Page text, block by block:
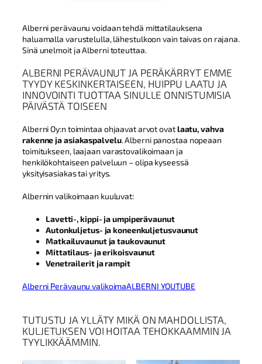
Alberni perävaunu voidaan tehdä mittatilauksena
haluamalla varustelulla, lähestulkoon vain taivas on rajana.
Sinä unelmoit ja Alberni toteuttaa.
ALBERNI PERÄVAUNUT JA PERÄKÄRRYT EMME
TYYDY KESKINKERTAISEEN, HUIPPU LAATU JA
INNOVOINTI TUOTTAA SINULLE ONNISTUMISIA
PÄIVÄSTÄ TOISEEN
Alberni Oy:n toimintaa ohjaavat arvot ovatlaatu, vahva
rakenne ja asiakaspalvelu. Alberni panostaa nopeaan
toimitukseen, laajaan varastovalikoimaan ja
henkilökohtaiseen palveluun – olipa kyseessä
yksityisasiakas tai yritys.
Albernin valikoimaan kuuluvat:
Lavetti-, kippi- ja umpiperävaunut
Autonkuljetus- ja koneenkuljetusvaunut
Matkailuvaunut ja taukovaunut
Mittatilaus- ja erikoisvaunut
Venetrailerit ja rampit
Alberni Perävaunu valikoimaALBERNI YOUTUBE
TUTUSTU JA YLLÄTY MIKÄ ON MAHDOLLISTA,
KULJETUKSEN VOI HOITAA TEHOKKAAMMIN JA
TYYLIKKÄÄMMIN.